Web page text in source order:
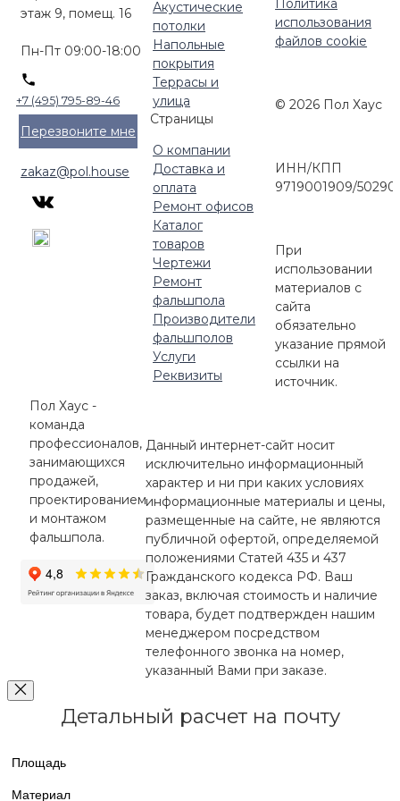
этаж 9, помещ. 16
Пн-Пт 09:00-18:00
+7 (495) 795-89-46
Перезвоните мне
zakaz@pol.house
Акустические
потолки
Напольные
покрытия
Террасы и
улица
Страницы
О компании
Доставка и
оплата
Ремонт офисов
Каталог
товаров
Чертежи
Ремонт
фальшпола
Производители
фальшполов
Услуги
Реквизиты
Пол Хаус -
команда
профессионалов,
занимающихся
продажей,
проектированием
и монтажом
фальшпола.
Политика
использования
файлов cookie
© 2026 Пол Хаус
ИНН/КПП
9719001909/
При
использовании
материалов с
сайта
обязательно
указание прямой
ссылки на
источник.
Данный интернет-сайт носит
исключительно информационный
характер и ни при каких условиях
информационные материалы и цены,
размещенные на сайте, не являются
публичной офертой, определяемой
положениями Статей 435 и 437
Гражданского кодекса РФ. Ваш
заказ, включая стоимость и наличие
товара, будет подтвержден нашим
менеджером посредством
телефонного звонка на номер,
указанный Вами при заказе.
Детальный расчет на почту
Площадь
Материал